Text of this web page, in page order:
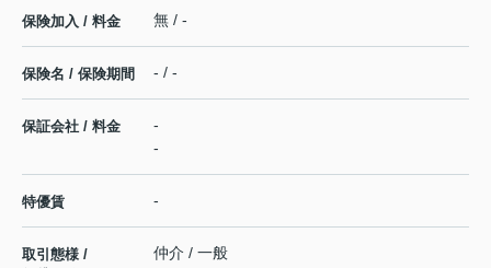
保険加入 / 料金 無 / -
保険名 / 保険期間 - / -
保証会社 / 料金
-
-
特優賃 -
取引態様 /
仲介 / 一般